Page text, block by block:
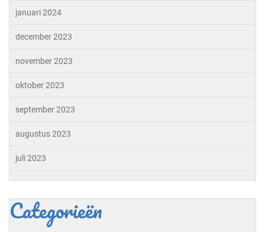
januari 2024
december 2023
november 2023
oktober 2023
september 2023
augustus 2023
juli 2023
Categorieën